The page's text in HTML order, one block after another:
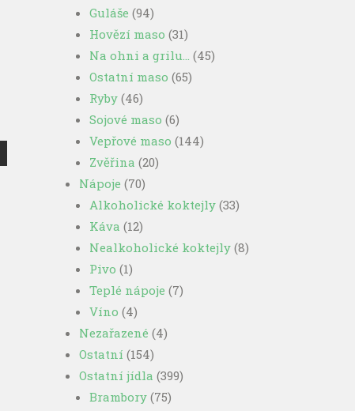
Guláše (94)
Hovězí maso (31)
Na ohni a grilu… (45)
Ostatní maso (65)
Ryby (46)
Sojové maso (6)
Vepřové maso (144)
Zvěřina (20)
Nápoje (70)
Alkoholické koktejly (33)
Káva (12)
Nealkoholické koktejly (8)
Pivo (1)
Teplé nápoje (7)
Víno (4)
Nezařazené (4)
Ostatní (154)
Ostatní jídla (399)
Brambory (75)